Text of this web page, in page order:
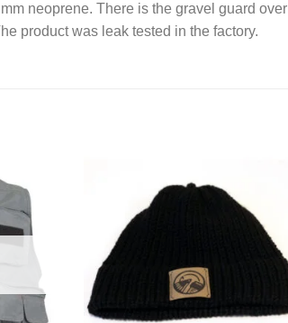
neoprene. There is the gravel guard over
product was leak tested in the factory.